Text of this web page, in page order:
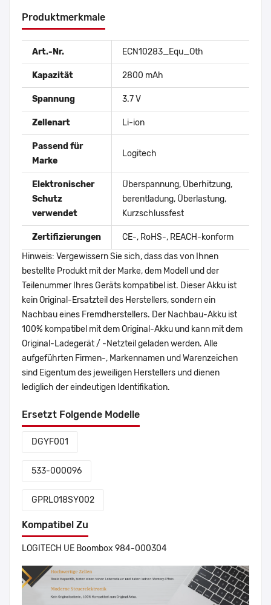
Produktmerkmale
Art.-Nr. ECN10283_Equ_Oth
Kapazität 2800 mAh
Spannung 3.7 V
Zellenart Li-ion
Passend für
Marke
Logitech
Elektronischer
Schutz
verwendet
Überspannung, Überhitzung,
berentladung, Überlastung,
Kurzschlussfest
Zertifizierungen
CE-, RoHS-, REACH-konform
Hinweis: Vergewissern Sie sich, dass das von Ihnen
bestellte Produkt mit der Marke, dem Modell und der
Teilenummer Ihres Geräts kompatibel ist. Dieser Akku ist
kein Original-Ersatzteil des Herstellers, sondern ein
Nachbau eines Fremdherstellers. Der Nachbau-Akku ist
100% kompatibel mit dem Original-Akku und kann mit dem
Original-Ladegerät / -Netzteil geladen werden. Alle
aufgeführten Firmen-, Markennamen und Warenzeichen
sind Eigentum des jeweiligen Herstellers und dienen
lediglich der eindeutigen Identifikation.
Ersetzt Folgende Modelle
DGYF001
533-000096
GPRLO18SY002
Kompatibel Zu
LOGITECH UE Boombox 984-000304